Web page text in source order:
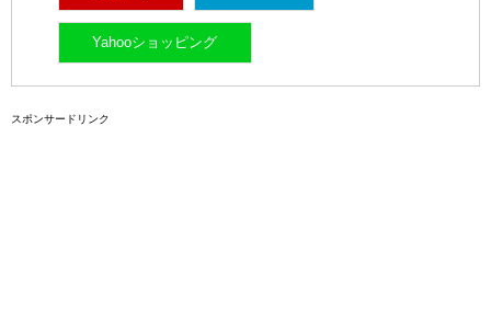
Yahooショッピング
スポンサードリンク